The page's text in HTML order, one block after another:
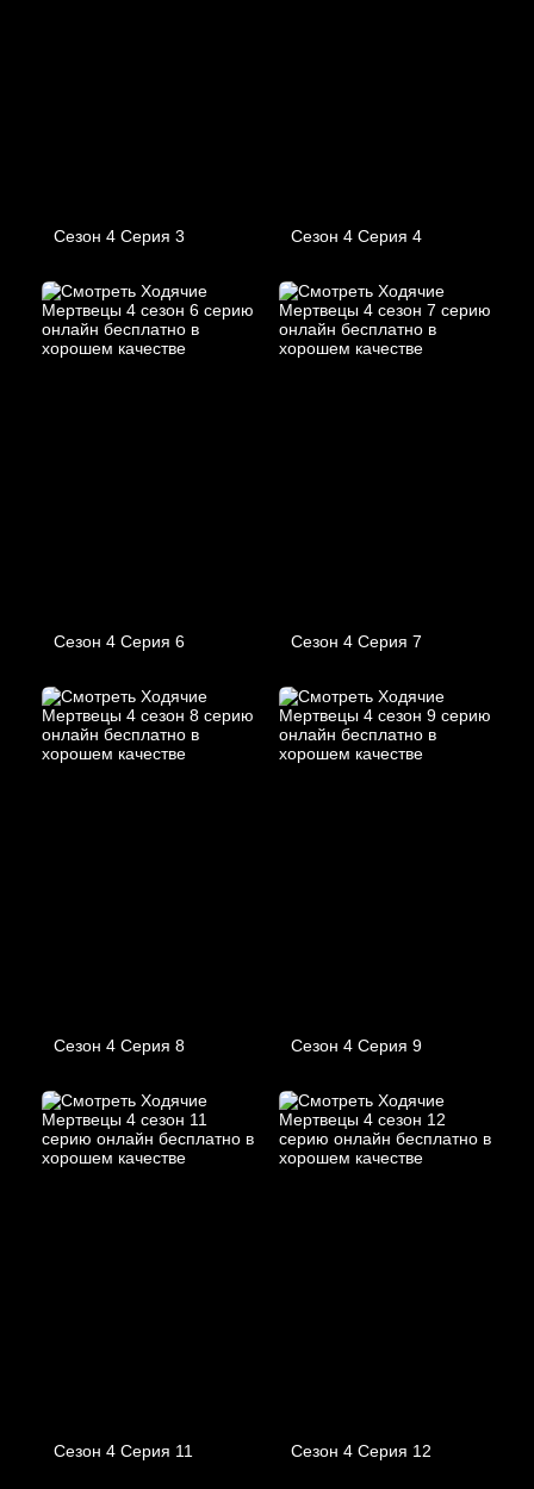
Сезон 4 Серия 3 Сезон 4 Серия 4
Сезон 4 Серия 6 Сезон 4 Серия 7
Сезон 4 Серия 8 Сезон 4 Серия 9
Сезон 4 Серия 11 Сезон 4 Серия 12